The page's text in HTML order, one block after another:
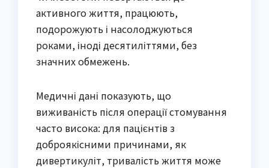
активного життя, працюють,
подорожують і насолоджуються
роками, іноді десятиліттями, без
значних обмежень.
Медичні дані показують, що
виживаність після операції стомування
часто висока: для пацієнтів з
доброякісними причинами, як
дивертикуліт, тривалість життя може